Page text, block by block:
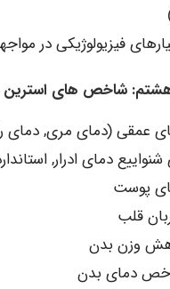
فیزیولوژیکی در
شاخص های استرین
عمقی (دمای مری, دمای
دمای ادرار,
پوست
قلب
وزن بدن
دمای بدن